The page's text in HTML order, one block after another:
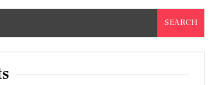
मै
च
,
कों